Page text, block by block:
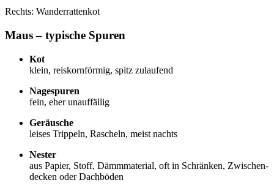
Rechts: Wan­der­rat­ten­kot
Maus – typi­sche Spu­ren
Kot
klein, reis­korn­för­mig, spitz zulau­fend
Nage­spu­ren
fein, eher unauf­fäl­lig
Geräu­sche
lei­ses Trip­peln, Rascheln, meist nachts
Nes­ter
aus Papier, Stoff, Dämm­ma­te­ri­al, oft in Schrän­ken, Zwi­schen­
de­cken oder Dach­bö­den